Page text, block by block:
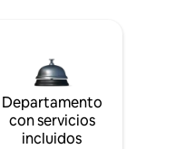
Departamento
con servicios
incluidos